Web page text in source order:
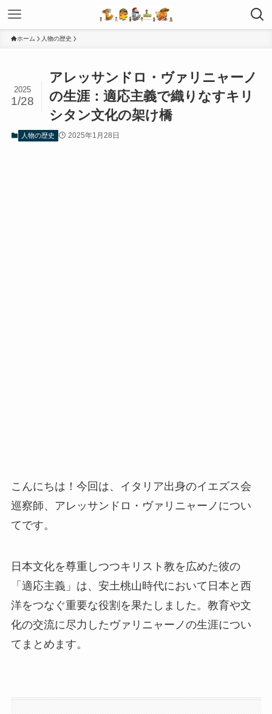
ホーム 人物の歴史
アレッサンドロ・ヴァリニャーノ
の生涯：適応主義で織りなすキリ
シタン文化の架け橋
2025
1/28
人物の歴史 2025年1月28日
こんにちは！今回は、イタリア出身のイエズス会
巡察師、アレッサンドロ・ヴァリニャーノについ
てです。
日本文化を尊重しつつキリスト教を広めた彼の
「適応主義」は、安土桃山時代において日本と西
洋をつなぐ重要な役割を果たしました。教育や文
化の交流に尽力したヴァリニャーノの生涯につい
てまとめます。